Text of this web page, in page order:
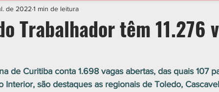
ESPORTE
Trabalhador têm 11.276
de 2022 1 min de leitura
de Curitiba conta 1.698 vagas abertas, das quais 107
Interior, são destaques as regionais de Toledo,